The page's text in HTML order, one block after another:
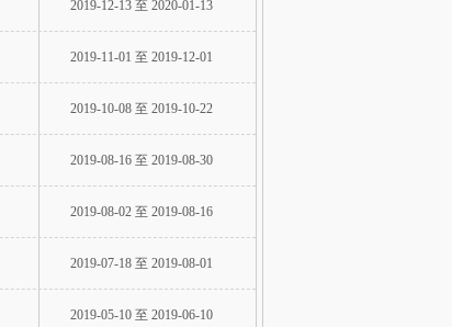
2019-12-13 至 2020-01-13
2019-11-01 至 2019-12-01
2019-10-08 至 2019-10-22
2019-08-16 至 2019-08-30
2019-08-02 至 2019-08-16
2019-07-18 至 2019-08-01
2019-05-10 至 2019-06-10